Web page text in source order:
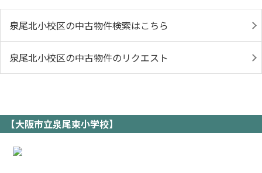
泉尾北小校区の中古物件検索はこちら
泉尾北小校区の中古物件のリクエスト
【大阪市立泉尾東小学校】